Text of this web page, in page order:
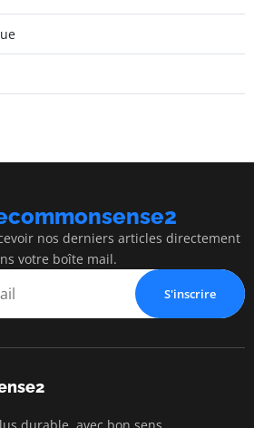
nos derniers articles directement
votre boîte mail.
S'inscrire
durable, avec bon sens